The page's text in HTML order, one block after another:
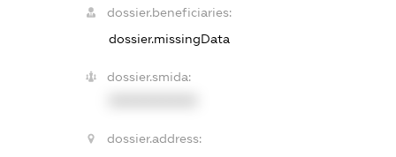
dossier.beneficiaries:
dossier.missingData
dossier.smida:
dossier.address: